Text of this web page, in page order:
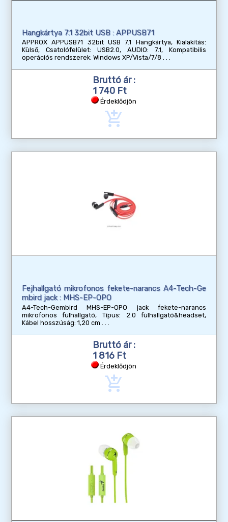
Hangkártya 7.1 32bit USB : APPUSB71
APPROX APPUSB71 32bit USB 7.1 Hangkártya, Kialakítás:
Külső, Csatolófelület: USB2.0, AUDIO: 7.1, Kompatibilis
operációs rendszerek: Windows XP/Vista/7/8
Bruttó ár :
1 740 Ft
Érdeklődjön
add_shopping_cart
Fejhallgató mikrofonos fekete-narancs A4-Tech-Ge
mbird jack : MHS-EP-OPO
A4-Tech-Gembird MHS-EP-OPO jack fekete-narancs
mikrofonos fülhallgató, Típus: 2.0 fülhallgató&headset,
Kábel hosszúság: 1,20 cm
Bruttó ár :
1 816 Ft
Érdeklődjön
add_shopping_cart